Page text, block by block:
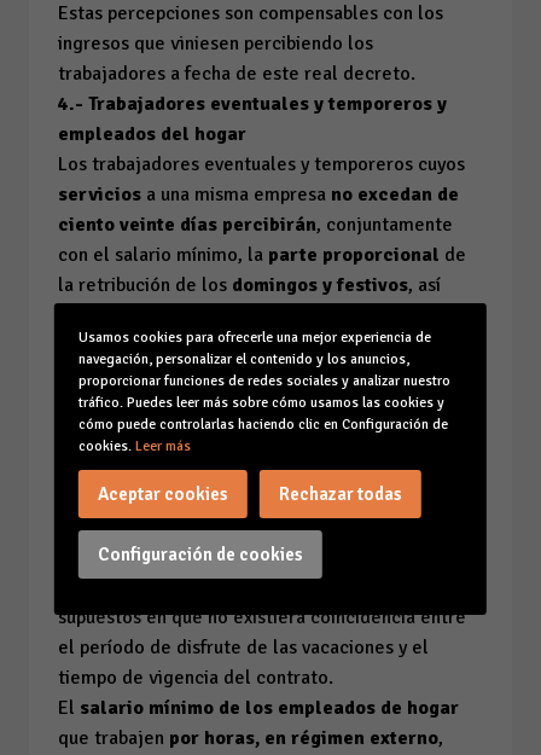
Estas percepciones son compensables con los
ingresos que viniesen percibiendo los
trabajadores a fecha de este real decreto.
4.- Trabajadores eventuales y temporeros y
empleados del hogar
Los trabajadores eventuales y temporeros cuyos
servicios a una misma empresa no excedan de
ciento veinte días percibirán, conjuntamente
con el salario mínimo, la parte proporcional de
la retribución de los domingos y festivos, así
extraordinariascorrespondientes al salario
treinta díasencada unade ellas,sinque la
cuantía del salario profesional puedaresultar
inferior a 30,72 euros por jornada legalen la
actividad en ningún caso.
En lo que respecta a la retribución de las
vacaciones, los trabajadores percibirán además la
parte proporcional delsalario correspondiente
supuestos en que no existiera coincidencia entre
el período de disfrute de las vacaciones y el
tiempo de vigencia del contrato.
El salario mínimo de los empleados de hogar
que trabajen por horas, en régimen externo,
Usamos cookies para ofrecerle una mejor experiencia de
navegación, personalizar el contenido y los anuncios,
proporcionar funciones de redes sociales y analizar nuestro
tráfico. Puedes leer más sobre cómo usamos las cookies y
cómo puede controlarlas haciendo clic en Configuración de
cookies. Leer más
Configuración de cookies
Aceptar cookies Rechazar todas